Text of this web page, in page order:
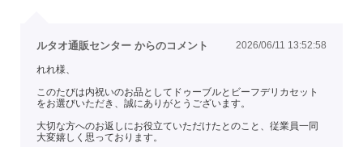
ルタオ通販センター からのコメント 2026/06/11 13:52:58
れれ様、
このたびは内祝いのお品としてドゥーブルとビーフデリカセット
をお選びいただき、誠にありがとうございます。
大切な方へのお返しにお役立ていただけたとのこと、従業員一同
大変嬉しく思っております。